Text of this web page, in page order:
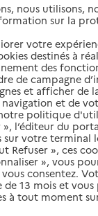
aux favoris
nous utilisons,
sur la
votre
destinés à
des
de campagne
et afficher de
et de
politique
l’éditeur du
sur votre terminal
Refuser », ces
», vous
consentez.
13 mois et
à tout moment